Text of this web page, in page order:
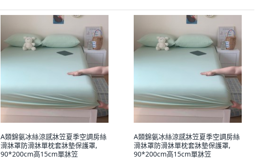
A類錦氨冰絲涼感牀笠夏季空調房絲
滑牀罩防滑牀單枕套牀墊保護罩,
90*200cm高15cm單牀笠
A類錦氨冰絲涼感牀笠夏季空調房絲
滑牀罩防滑牀單枕套牀墊保護罩,
90*200cm高15cm單牀笠